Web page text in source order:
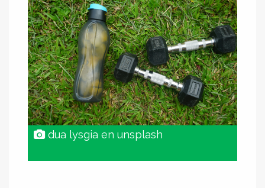
dua lysgia en unsplash